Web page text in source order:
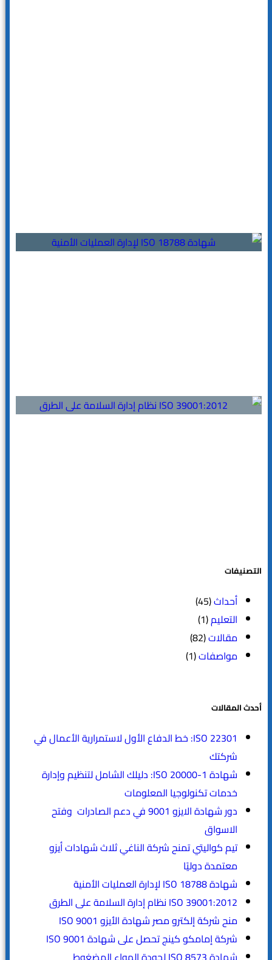
التصنيفات
أحداث(45)
التعليم(1)
مقالات(82)
مواصفات(1)
أحدث المقالات
ISO 22301: خط الدفاع الأول لاستمرارية الأعمال في
شركتك
شهادة ISO 20000-1: دليلك الشامل لتنظيم وإدارة
خدمات تكنولوجيا المعلومات
دور شهادة الايزو 9001 في دعم الصادرات وفتح
الاسواق
تيم كواليتي تمنح شركة الناغي ثلاث شهادات أيزو
معتمدة دوليًا
شهادة ISO 18788 لإدارة العمليات الأمنية
ISO 39001:2012 نظام إدارة السلامة على الطرق
منح شركة إلكترو مصر شهادة الأيزو ISO 9001
شركة إمامكو كينج تحصل على شهادة ISO 9001